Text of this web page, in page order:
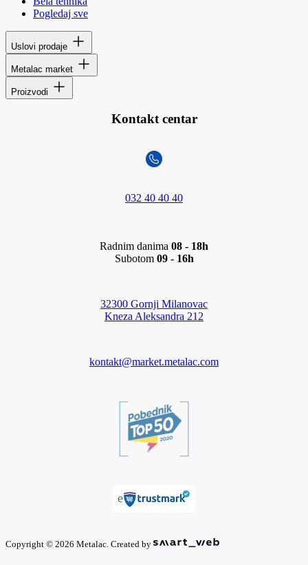
Pogledaj sve
Uslovi prodaje
Metalac market
Proizvodi
Kontakt centar
032 40 40 40
Radnim danima 08 - 18h
Subotom 09 - 16h
32300 Gornji Milanovac
Kneza Aleksandra 212
kontakt@market.metalac.com
Copyright © 2026 Metalac. Created by